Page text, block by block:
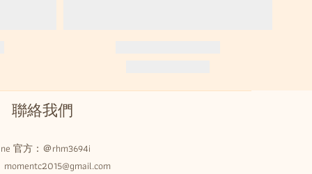
聯絡我們
官方： ＠rhm3694i